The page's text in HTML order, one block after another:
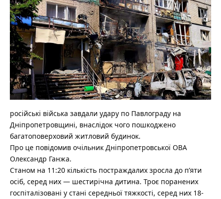
російські війська завдали удару по Павлограду на
Дніпропетровщині, внаслідок чого пошкоджено
багатоповерховий житловий будинок.
Про це повідомив очільник Дніпропетровської ОВА
Олександр Ганжа.
Станом на 11:20 кількість постраждалих зросла до п’яти
осіб, серед них — шестирічна дитина. Троє поранених
госпіталізовані у стані середньої тяжкості, серед них 18-